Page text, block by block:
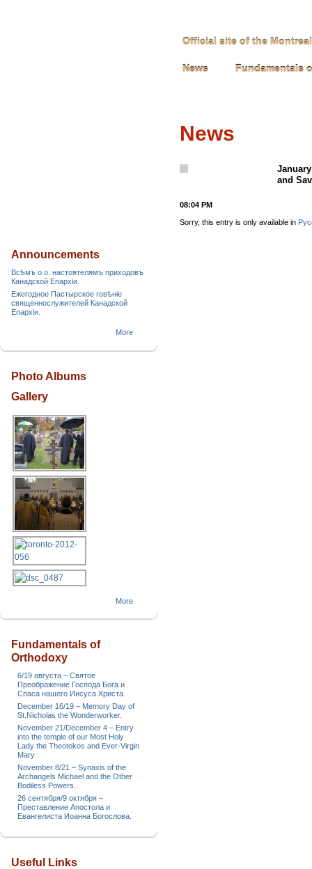
Official site of the
News Fundamentals
News
and
08:04 PM
Sorry, this entry is only available in
Announcements
Всѣмъ о.о. настоятелямъ приходовъ
Канадской Епархiи.
Ежегодное Пастырское говѣніе
священнослужителей Канадской
Епархіи.
More
Photo Albums
Gallery
More
Fundamentals of
Orthodoxy
6/19 августа – Святое
Преображение Господа Бога и
Спаса нашего Иисуса Христа.
December 16/19 – Memory Day of
St.Nicholas the Wonderworker.
November 21/December 4 – Entry
into the temple of our Most Holy
Lady the Theotokos and Ever-Virgin
Mary
November 8/21 – Synaxis of the
Archangels Michael and the Other
Bodiless Powers..
26 сентября/9 октября –
Преставление Апостола и
Евангелиста Иоанна Богослова.
Useful Links